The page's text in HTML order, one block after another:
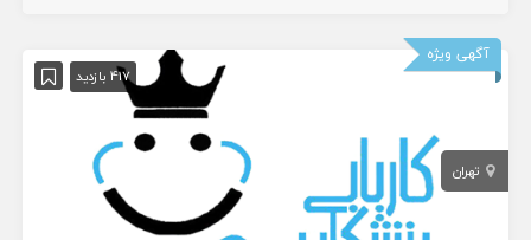
آگهی ویژه
417 بازدید
تهران